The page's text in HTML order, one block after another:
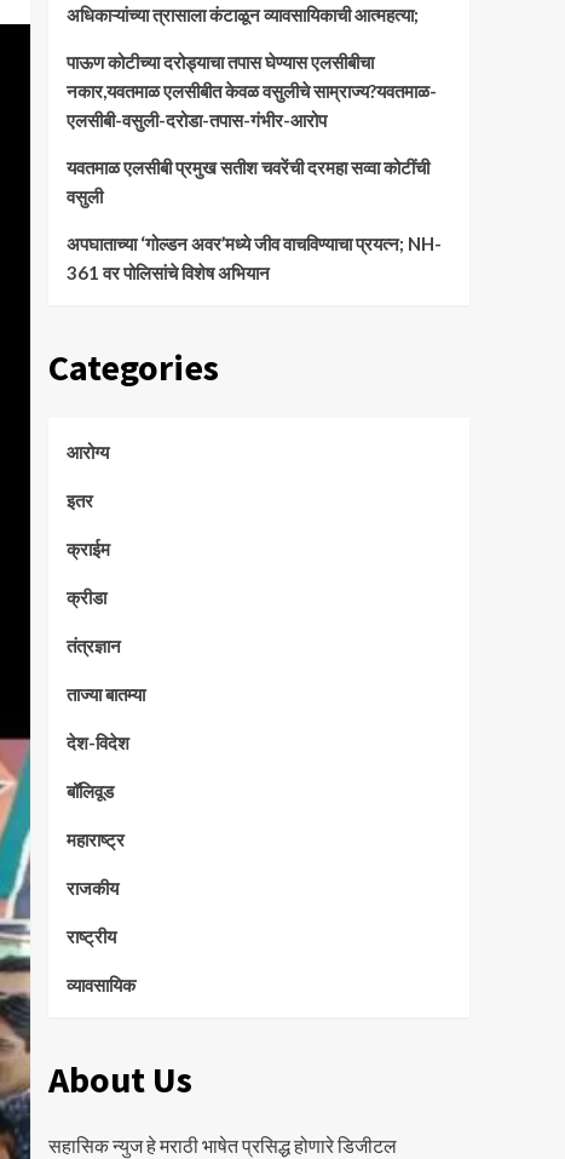
अधिकाऱ्यांच्या त्रासाला कंटाळून व्यावसायिकाची आत्महत्या;
पाऊण कोटीच्या दरोड्याचा तपास घेण्यास एलसीबीचा
नकार,यवतमाळ एलसीबीत केवळ वसुलीचे साम्राज्य?यवतमाळ-
एलसीबी-वसुली-दरोडा-तपास-गंभीर-आरोप
यवतमाळ एलसीबी प्रमुख सतीश चवरेंची दरमहा सव्वा कोटींची
वसुली
अपघाताच्या ‘गोल्डन अवर’मध्ये जीव वाचविण्याचा प्रयत्न; NH-
361 वर पोलिसांचे विशेष अभियान
Categories
आरोग्य
इतर
क्राईम
क्रीडा
तंत्रज्ञान
ताज्या बातम्या
देश-विदेश
बॉलिवूड
महाराष्ट्र
राजकीय
राष्ट्रीय
व्यावसायिक
About Us
सहासिक न्युज हे मराठी भाषेत प्रसिद्ध होणारे डिजीटल